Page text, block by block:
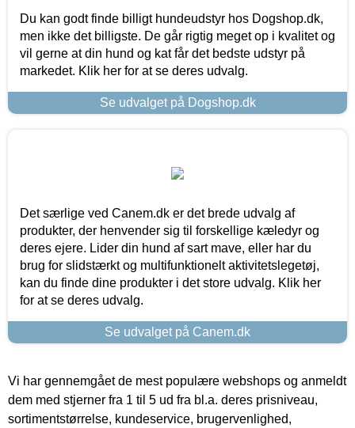
Du kan godt finde billigt hundeudstyr hos Dogshop.dk,
men ikke det billigste. De går rigtig meget op i kvalitet og
vil gerne at din hund og kat får det bedste udstyr på
markedet. Klik her for at se deres udvalg.
Se udvalget på Dogshop.dk
Det særlige ved Canem.dk er det brede udvalg af
produkter, der henvender sig til forskellige kæledyr og
deres ejere. Lider din hund af sart mave, eller har du
brug for slidstærkt og multifunktionelt aktivitetslegetøj,
kan du finde dine produkter i det store udvalg. Klik her
for at se deres udvalg.
Se udvalget på Canem.dk
Vi har gennemgået de mest populære webshops og anmeldt
dem med stjerner fra 1 til 5 ud fra bl.a. deres prisniveau,
sortimentstørrelse, kundeservice, brugervenlighed,